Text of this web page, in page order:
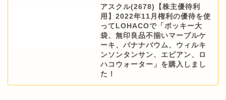
アスクル(2678)【株主優待利
用】2022年11月権利の優待を使
ってLOHACOで「ポッキー大
袋、無印良品不揃いマーブルケ
ーキ、バナナバウム、ウィルキ
ンソンタンサン、エビアン、ロ
ハコウォーター」を購入しまし
た！